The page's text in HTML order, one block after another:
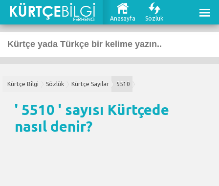
Anasayfa Sözlük
Kürtçe Bilgi Sözlük Kürtçe Sayılar 5510
' 5510 ' sayısı Kürtçede
nasıl denir?